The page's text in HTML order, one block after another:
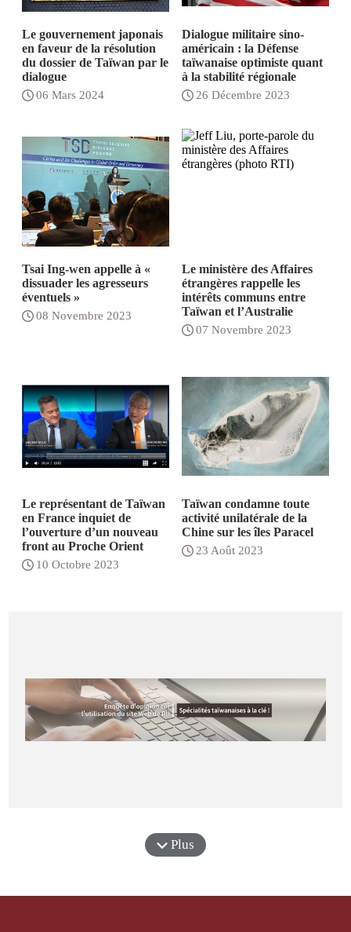
Le gouvernement japonais
en faveur de la résolution
du dossier de Taïwan par le
dialogue
06 Mars 2024
Dialogue militaire sino-
américain : la Défense
taïwanaise optimiste quant
à la stabilité régionale
26 Décembre 2023
Tsai Ing-wen appelle à «
dissuader les agresseurs
éventuels »
08 Novembre 2023
Le ministère des Affaires
étrangères rappelle les
intérêts communs entre
Taïwan et l’Australie
07 Novembre 2023
Le représentant de Taïwan
en France inquiet de
l’ouverture d’un nouveau
front au Proche Orient
10 Octobre 2023
Taïwan condamne toute
activité unilatérale de la
Chine sur les îles Paracel
23 Août 2023
Plus